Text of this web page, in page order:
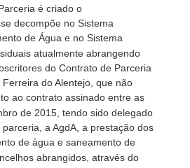
é criado o
decompõe no Sistema
de Água e no Sistema
atualmente abrangendo
do Contrato de Parceria
do Alentejo, que não
ao contrato assinado entre as
de 2015, tendo sido delegado
a AgdA, a prestação dos
de água e saneamento de
abrangidos, através do